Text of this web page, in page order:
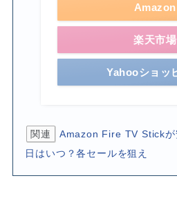
Amazon
楽天市場
Yahooショッ
関連
Amazon Fire TV Stickが
日はいつ？各セールを狙え